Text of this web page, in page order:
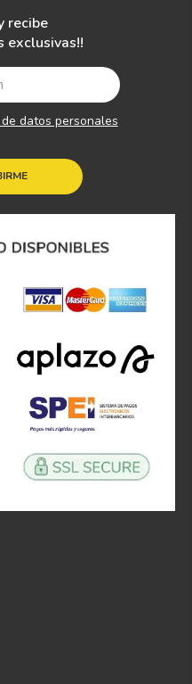
recibe
exclusivas!!
datos personales